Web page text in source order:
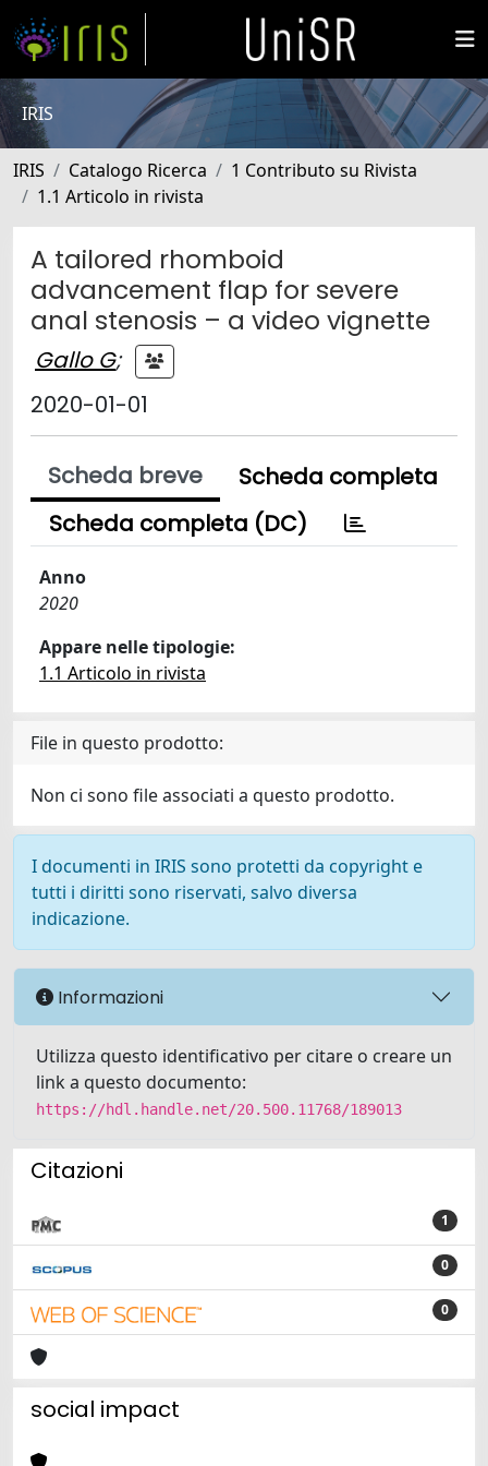
IRIS
IRIS Catalogo Ricerca
1 Contributo su Rivista
1.1 Articolo in rivista
A tailored rhomboid
advancement flap for severe
anal stenosis – a video vignette
Gallo G;
2020-01-01
Scheda breve
Scheda completa
Scheda completa (DC)
Anno
2020
Appare nelle tipologie:
1.1 Articolo in rivista
File in questo prodotto:
Non ci sono file associati a questo prodotto.
I documenti in IRIS sono protetti da copyright e
tutti i diritti sono riservati, salvo diversa
indicazione.
Informazioni
Utilizza questo identificativo per citare o creare un
link a questo documento:
https://hdl.handle.net/20.500.11768/189013
Citazioni
1
0
0
social impact